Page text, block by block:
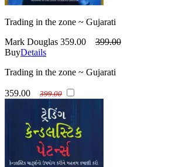
Trading in the zone ~ Gujarati
Mark Douglas 359.00
399.00
BuyDetails
Trading in the zone ~ Gujarati
359.00 399.00